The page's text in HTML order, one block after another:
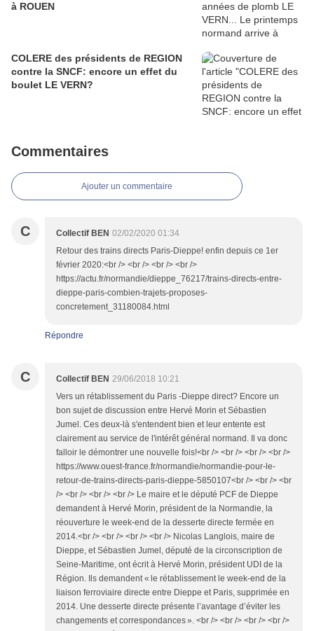
à ROUEN
COLERE des présidents de REGION
contre la SNCF: encore un effet du
boulet LE VERN?
Commentaires
Ajouter un commentaire
C Collectif BEN 02/02/2020 01:34
Retour des trains directs Paris-Dieppe! enfin depuis ce 1er
février 2020:<br /> <br /> <br /> <br />
https://actu.fr/normandie/dieppe_76217/trains-directs-entre-
dieppe-paris-combien-trajets-proposes-
concretement_31180084.html
Répondre
C Collectif BEN 29/06/2018 10:21
Vers un rétablissement du Paris -Dieppe direct? Encore un
bon sujet de discussion entre Hervé Morin et Sébastien
Jumel. Ces deux-là s'entendent bien et leur entente est
clairement au service de l'intérêt général normand. Il va donc
falloir le démontrer une nouvelle fois!<br /> <br /> <br /> <br />
https://www.ouest-france.fr/normandie/normandie-pour-le-
retour-de-trains-directs-paris-dieppe-5850107<br /> <br /> <br
/> <br /> <br /> <br /> Le maire et le député PCF de Dieppe
demandent à Hervé Morin, président de la Normandie, la
réouverture le week-end de la desserte directe fermée en
2014.<br /> <br /> <br /> <br /> Nicolas Langlois, maire de
Dieppe, et Sébastien Jumel, député de la circonscription de
Seine-Maritime, ont écrit à Hervé Morin, président UDI de la
Région. Ils demandent « le rétablissement le week-end de la
liaison ferroviaire directe entre Dieppe et Paris, supprimée en
2014. Une desserte directe présente l’avantage d’éviter les
changements et correspondances ». <br /> <br /> <br /> <br />